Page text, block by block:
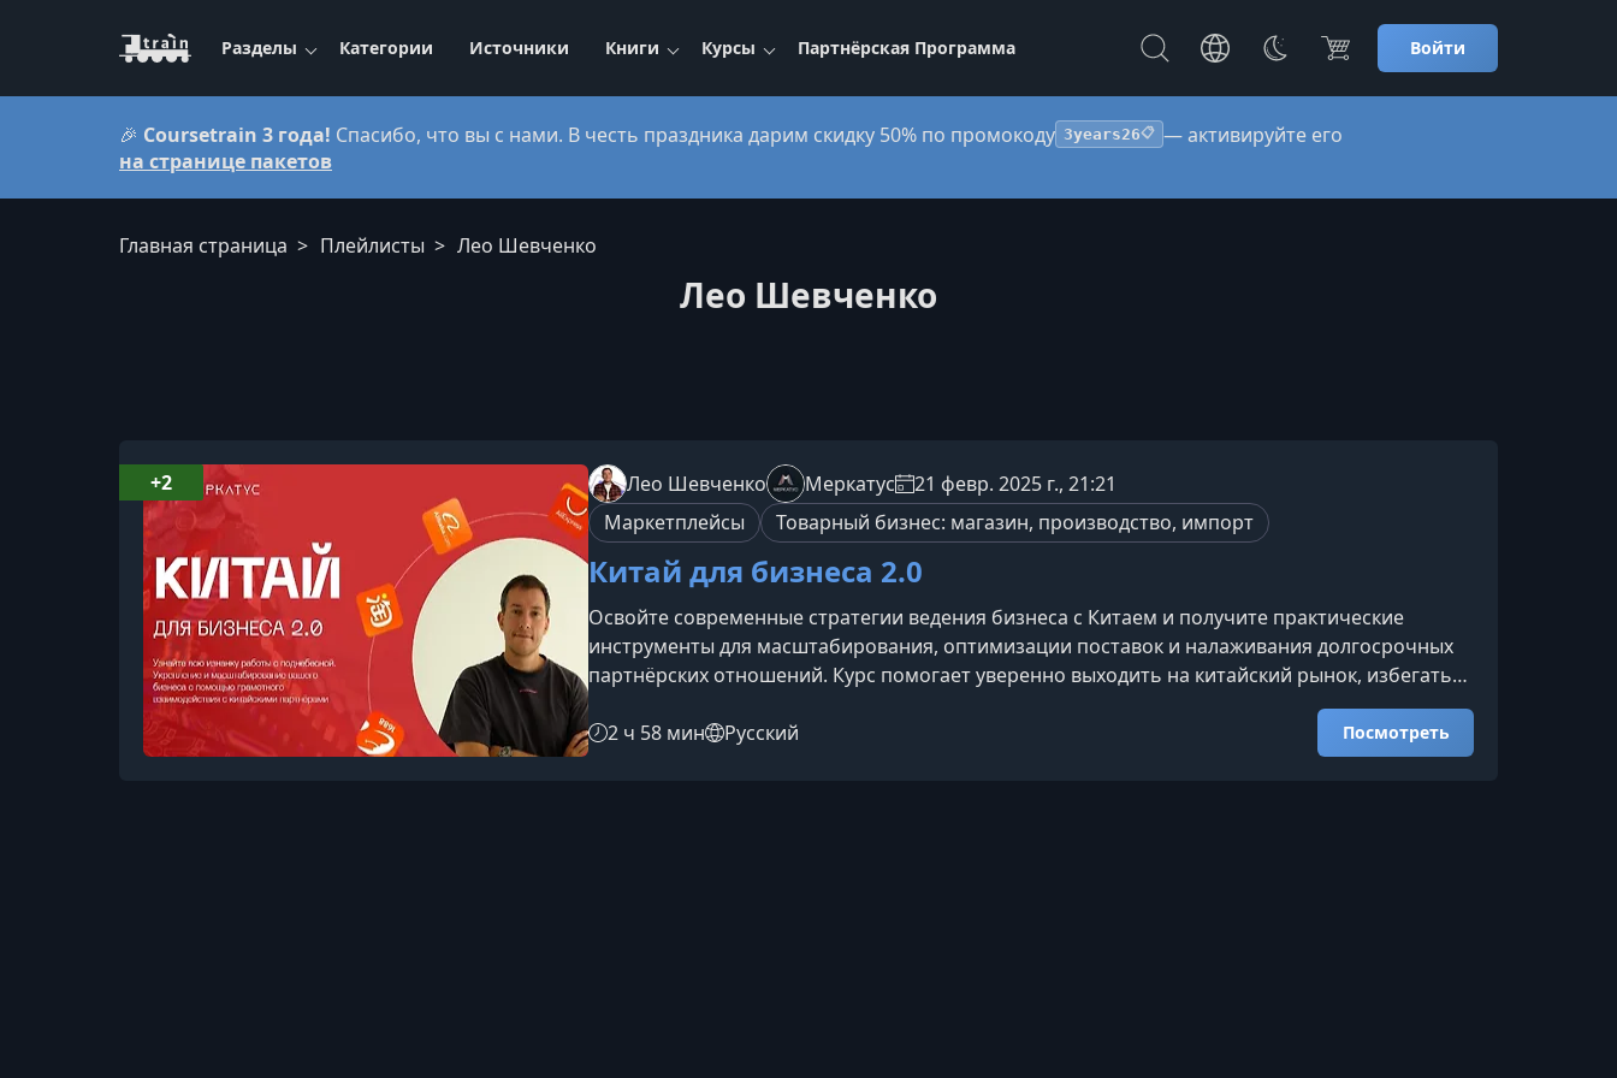
Разделы Категории Источники Книги Курсы Партнёрская Программа Войти
🎉 Coursetrain 3 года! Спасибо, что вы с нами. В честь праздника дарим скидку 50% по промокоду 3years26📋 — активируйте его
на странице пакетов
Главная страница Плейлисты Лео Шевченко
Лео Шевченко
Лео Шевченко
Лео Шевченко Меркатус
21 февр. 2025 г., 21:21
Маркетплейсы
Товарный бизнес: магазин, производство, импорт
Китай для бизнеса 2.0
Освойте современные стратегии ведения бизнеса с Китаем и получите практические
инструменты для масштабирования, оптимизации поставок и налаживания долгосрочных
партнёрских отношений. Курс помогает уверенно выходить на китайский рынок, избегать
распространённых ошибок и эффективно управлять процессами закупок.Почему
сотрудничество с Китаем открывает новые возможностиКитай — это не только крупнейшая
2 ч 58 мин Русский Посмотреть
+2